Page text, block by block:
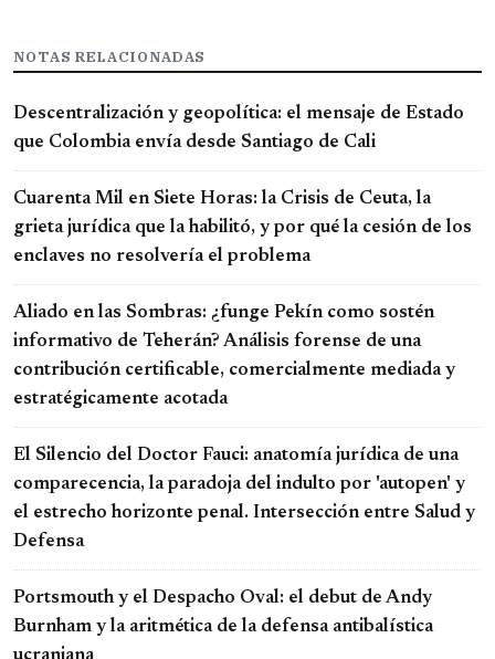
NOTAS RELACIONADAS
Descentralización y geopolítica: el mensaje de Estado
que Colombia envía desde Santiago de Cali
Cuarenta Mil en Siete Horas: la Crisis de Ceuta, la
grieta jurídica que la habilitó, y por qué la cesión de los
enclaves no resolvería el problema
Aliado en las Sombras: ¿funge Pekín como sostén
informativo de Teherán? Análisis forense de una
contribución certificable, comercialmente mediada y
estratégicamente acotada
El Silencio del Doctor Fauci: anatomía jurídica de una
comparecencia, la paradoja del indulto por 'autopen' y
el estrecho horizonte penal. Intersección entre Salud y
Defensa
Portsmouth y el Despacho Oval: el debut de Andy
Burnham y la aritmética de la defensa antibalística
ucraniana